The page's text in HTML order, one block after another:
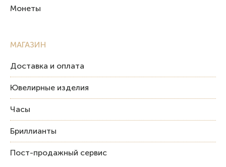
Монеты
МАГАЗИН
Доставка и оплата
Ювелирные изделия
Часы
Бриллианты
Пост-продажный сервис